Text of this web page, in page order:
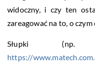
widoczny, i czy ten
zareagować na to, o
Słupki
https://